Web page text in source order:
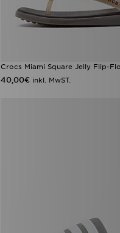
Crocs Miami Square Jelly Flip-
40,00€ inkl. MwST.